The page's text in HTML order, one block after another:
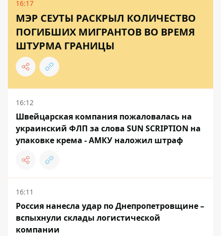
16:17
МЭР СЕУТЫ РАСКРЫЛ КОЛИЧЕСТВО
ПОГИБШИХ МИГРАНТОВ ВО ВРЕМЯ
ШТУРМА ГРАНИЦЫ
16:12
Швейцарская компания пожаловалась на
украинский ФЛП за слова SUN SCRIPTION на
упаковке крема - АМКУ наложил штраф
16:11
Россия нанесла удар по Днепропетровщине –
вспыхнули склады логистической
компании